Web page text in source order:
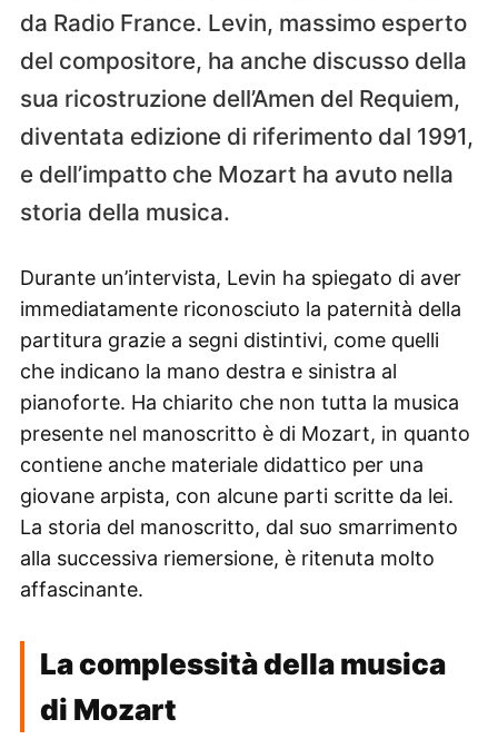
da Radio France. Levin, massimo esperto
del compositore, ha anche discusso della
sua ricostruzione dell’Amen del Requiem,
diventata edizione di riferimento dal 1991,
e dell’impatto che Mozart ha avuto nella
storia della musica.
Durante un’intervista, Levin ha spiegato di aver
immediatamente riconosciuto la paternità della
partitura grazie a segni distintivi, come quelli
che indicano la mano destra e sinistra al
pianoforte. Ha chiarito che non tutta la musica
presente nel manoscritto è di Mozart, in quanto
contiene anche materiale didattico per una
giovane arpista, con alcune parti scritte da lei.
La storia del manoscritto, dal suo smarrimento
alla successiva riemersione, è ritenuta molto
affascinante.
La complessità della musica
di Mozart